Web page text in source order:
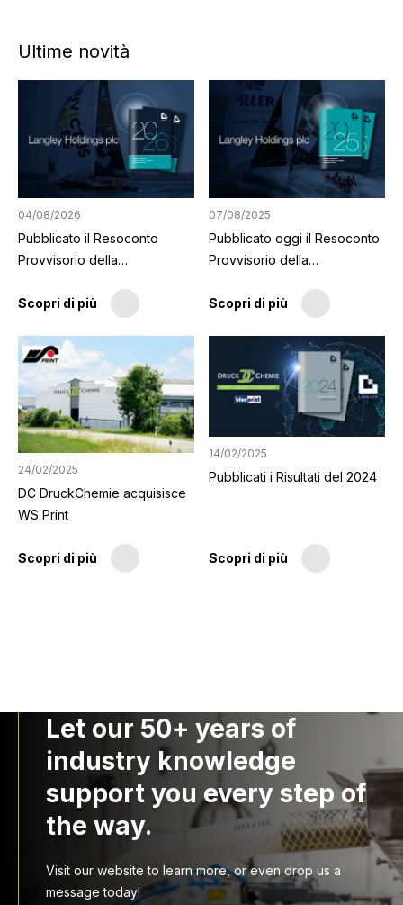
Ultime novità
04/08/2026
Pubblicato il Resoconto
Provvisorio della
Scopri di più
07/08/2025
Pubblicato oggi il Resoconto
Provvisorio della
Scopri di più
24/02/2025
DC DruckChemie acquisisce
WS Print
Scopri di più
14/02/2025
Pubblicati i Risultati del 2024
Scopri di più
Let our 50+ years of
industry knowledge
support you every step of
the way.
Visit our website to learn more, or even drop us a
message today!